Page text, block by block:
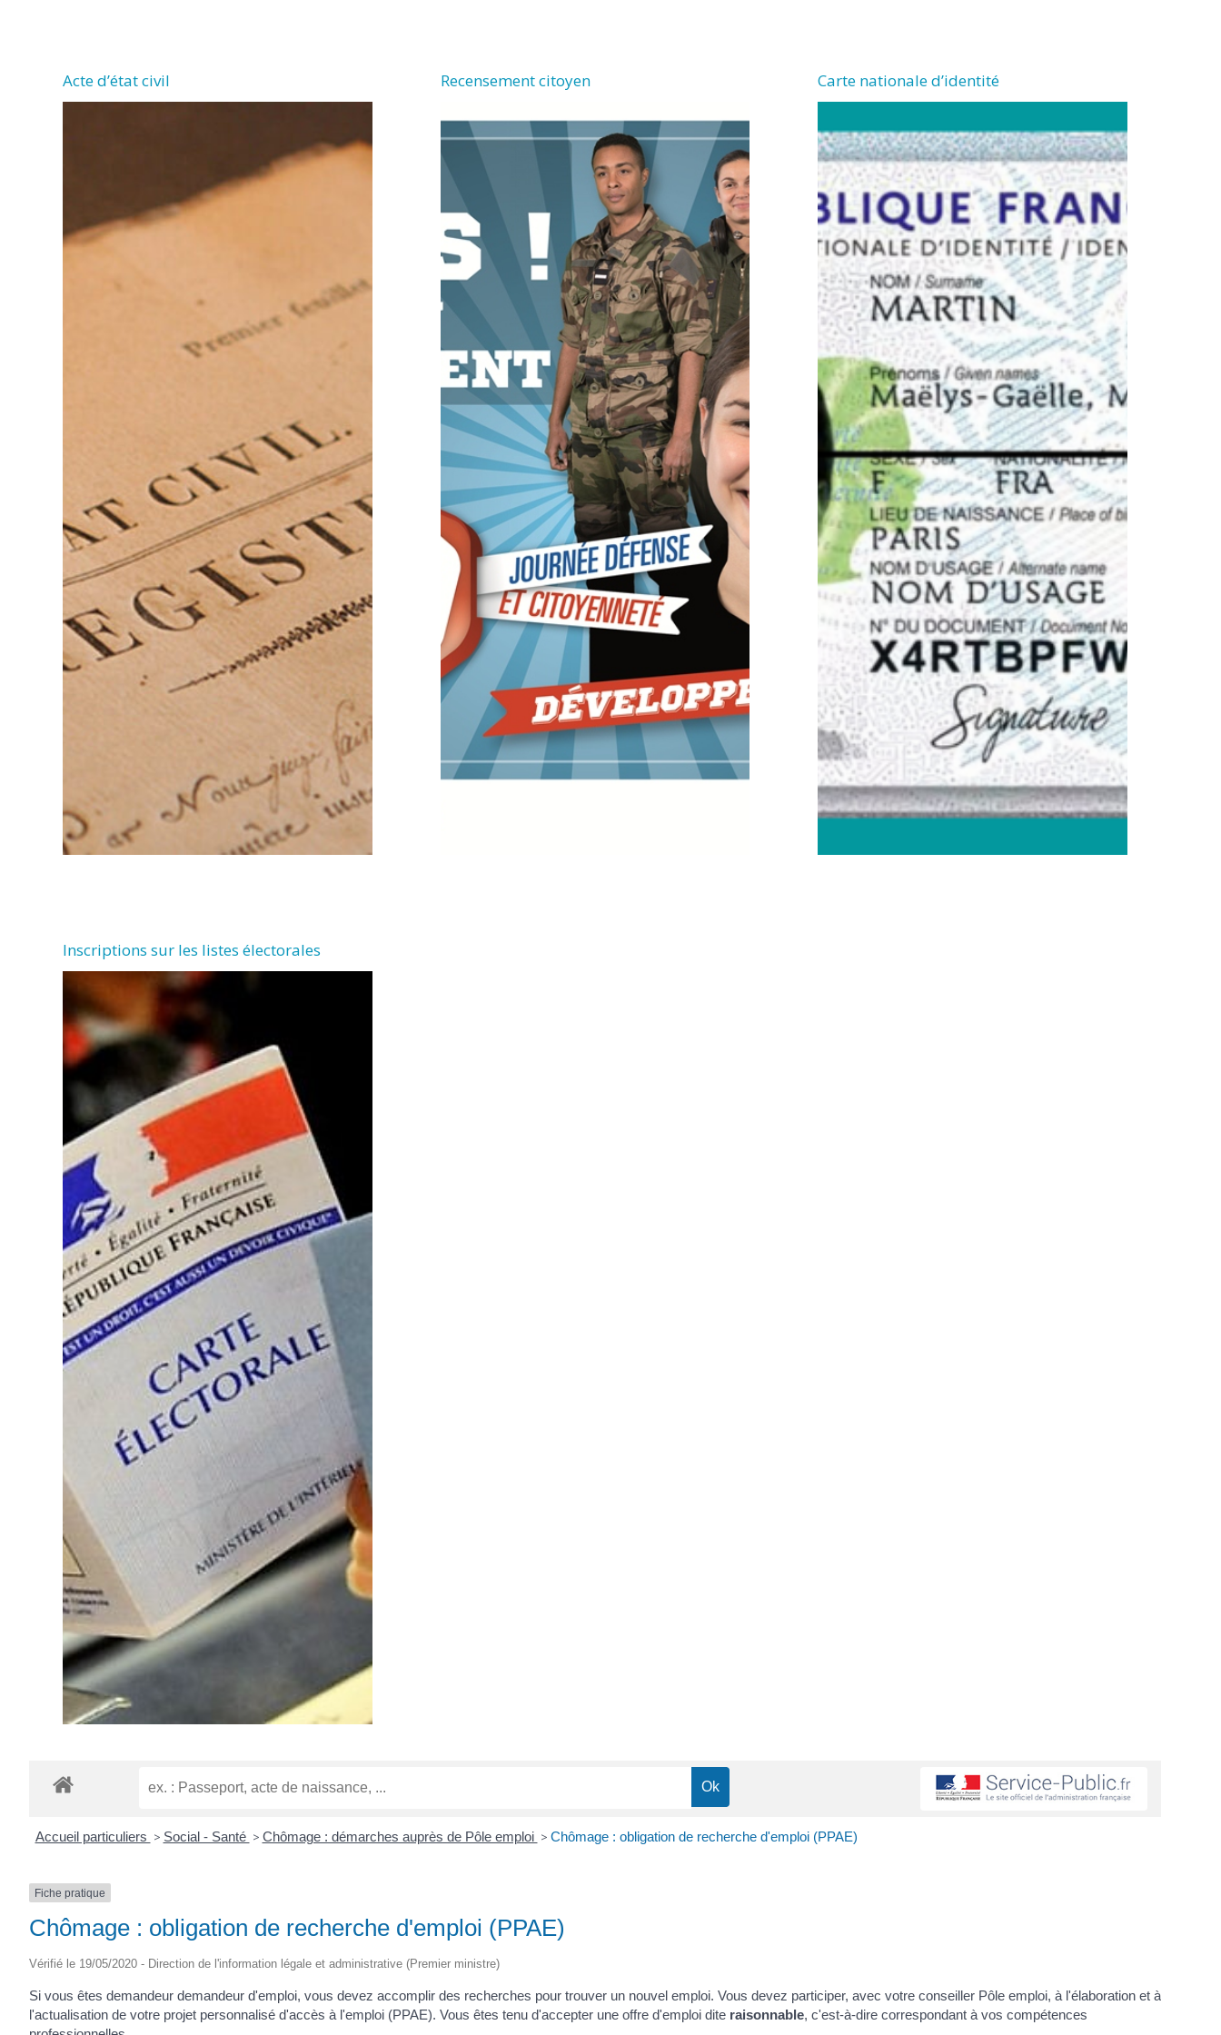
(17460)
Acte d’état civil Recensement citoyen Carte nationale d’identité
Inscriptions sur les listes électorales
Accueil particuliers > Social - Santé > Chômage : démarches auprès de Pôle emploi > Chômage : obligation de recherche d'emploi (PPAE)
Fiche pratique
Chômage : obligation de recherche d'emploi (PPAE)
Vérifié le 19/05/2020 - Direction de l'information légale et administrative (Premier ministre)
Si vous êtes demandeur demandeur d'emploi, vous devez accomplir des recherches pour trouver un nouvel emploi. Vous devez participer, avec votre conseiller Pôle emploi, à l'élaboration et à
l'actualisation de votre projet personnalisé d'accès à l'emploi (PPAE). Vous êtes tenu d'accepter une offre d'emploi dite raisonnable, c'est-à-dire correspondant à vos compétences